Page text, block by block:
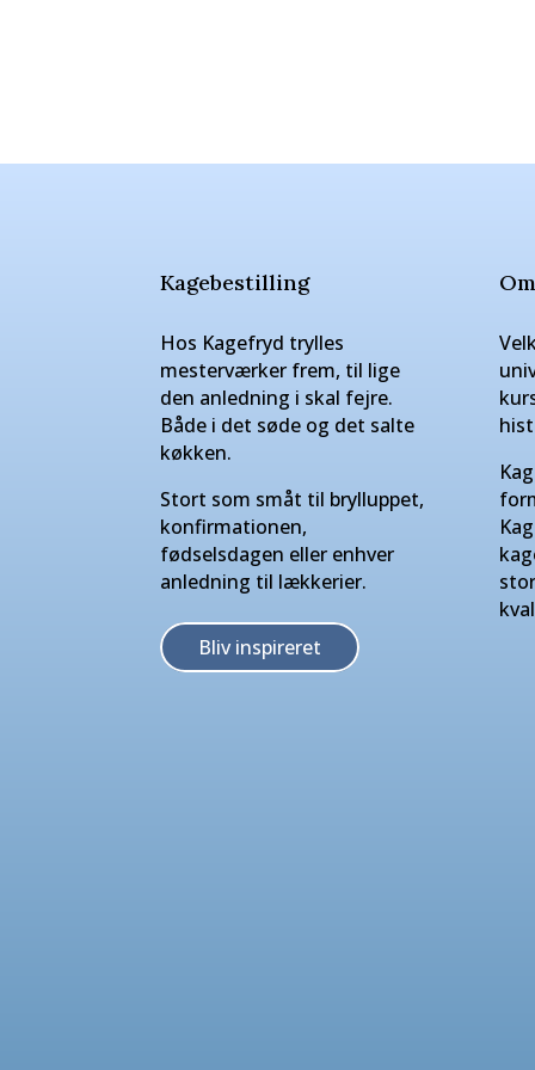
Kagebestilling
Hos Kagefryd trylles
mesterværker frem, til lige
den anledning i skal fejre.
Både i det søde og det salte
køkken.
Stort som småt til brylluppet,
konfirmationen,
fødselsdagen eller enhver
anledning til lækkerier.
Bliv inspireret